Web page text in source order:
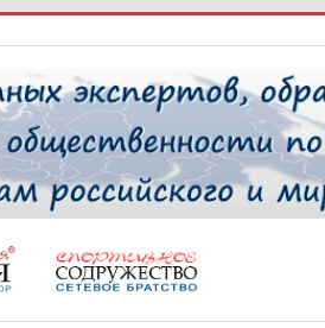
ТАБЛО
ПЛОЩАДКА